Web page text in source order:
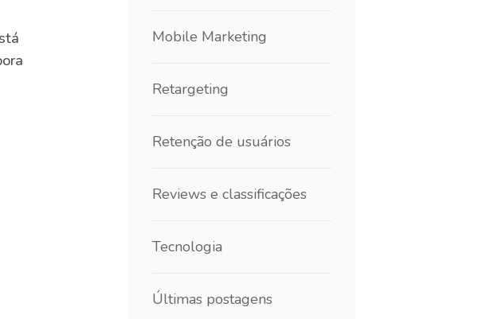
Mobile Marketing
Retargeting
Retenção de usuários
Reviews e classificações
Tecnologia
Últimas postagens